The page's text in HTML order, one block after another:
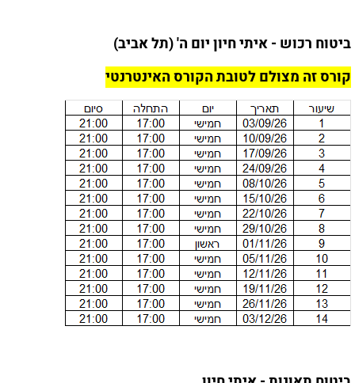
ביטוח רכוש - איתי חיון יום ה' (תל אביב)
קורס זה מצולם לטובת הקורס האינטרנטי